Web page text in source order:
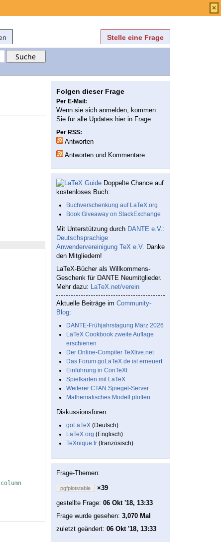
Stelle eine Frage
Folgen dieser Frage
Per E-Mail:
Wenn sie sich anmelden, kommen
Sie für alle Updates hier in Frage
Per RSS:
Antworten
Antworten und Kommentare
Doppelte Chance auf
kostenloses Buch:
Buchverschenkung auf LaTeX.org
Book Giveaway on StackExchange
Mit Unterstützung durch DANTE e.V.:
Deutschsprachige
Anwendervereinigung TeX e.V. Danke
den Mitgliedern!
LaTeX-Bücher als Willkommens-
Geschenk für DANTE Neumitglieder.
Mehr dazu: LaTeX.net/verein
Aktuelle Beiträge im Community-
Blog:
DANTE-Frühjahrstagung März 2026
LaTeX Cookbook zweite Auflage
erschienen
Der Online-Compiler TeXlive.net
Das Forum goLaTeX.de ist erneuert
Einführung in ConTeXt
Spielkarten mit LaTeX
Weiterer CTAN Spiegel-Server
Mathematisches Modell plotten
Diskussionsforen:
goLaTeX (Deutsch)
LaTeX.org (Englisch)
TeXnique.fr (französisch)
Frage-Themen:
pgfplotstable
×39
gestellte Frage: 06 Okt '18, 13:33
Frage wurde gesehen: 3,070 Mal
zuletzt geändert: 06 Okt '18, 13:33
×